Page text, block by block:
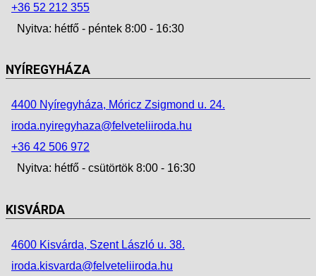
+36 52 212 355
Nyitva: hétfő - péntek 8:00 - 16:30
NYÍREGYHÁZA
4400 Nyíregyháza, Móricz Zsigmond u. 24.
iroda.nyiregyhaza@felveteliiroda.hu
+36 42 506 972
Nyitva: hétfő - csütörtök 8:00 - 16:30
KISVÁRDA
4600 Kisvárda, Szent László u. 38.
iroda.kisvarda@felveteliiroda.hu